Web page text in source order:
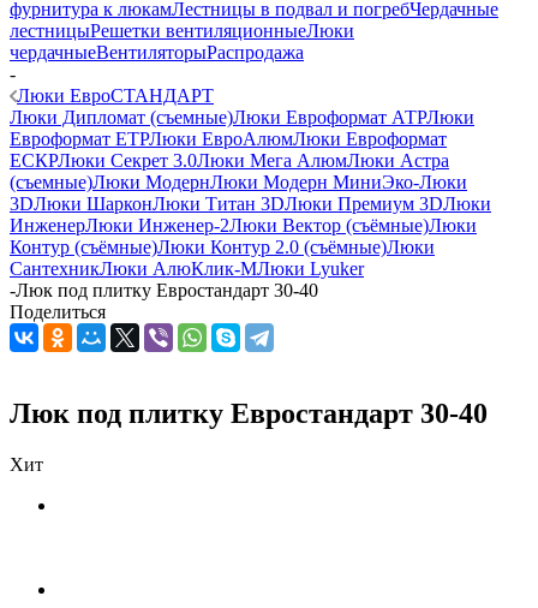
фурнитура к люкамЛестницы в подвал и погребЧердачные
лестницыРешетки вентиляционныеЛюки
чердачныеВентиляторыРаспродажа
-
Люки ЕвроСТАНДАРТ
Люки Дипломат (съемные)Люки Евроформат АТРЛюки
Евроформат ЕТРЛюки ЕвроАлюмЛюки Евроформат
ЕСКРЛюки Секрет 3.0Люки Мега АлюмЛюки Астра
(съемные)Люки МодернЛюки Модерн МиниЭко-Люки
3DЛюки ШарконЛюки Титан 3DЛюки Премиум 3DЛюки
ИнженерЛюки Инженер-2Люки Вектор (съёмные)Люки
Контур (съёмные)Люки Контур 2.0 (съёмные)Люки
СантехникЛюки АлюКлик-МЛюки Lyuker
-Люк под плитку Евростандарт 30-40
Поделиться
Люк под плитку Евростандарт 30-40
Хит